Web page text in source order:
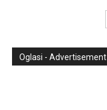
Oglasi - Advertisement